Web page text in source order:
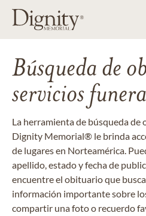
Búsqueda de
servicios
La herramienta de búsqueda de
Dignity Memorial® le brinda
de lugares en Norteamérica.
apellido, estado y fecha de
encuentre el obituario que
información importante sobre
compartir una foto o recuerdo